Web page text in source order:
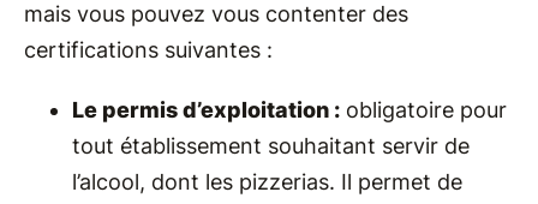
mais vous pouvez vous contenter des
certifications suivantes :
Le permis d’exploitation : obligatoire pour
tout établissement souhaitant servir de
l’alcool, dont les pizzerias. Il permet de